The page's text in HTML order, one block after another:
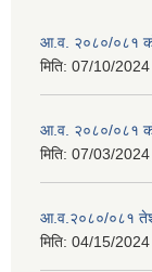
आ.व. २०८०/०८१ को
मिति: 07/10/
आ.व. २०८०/०८१ को
मिति: 07/03/
आ.व.२०८०/०८१
मिति: 04/15/